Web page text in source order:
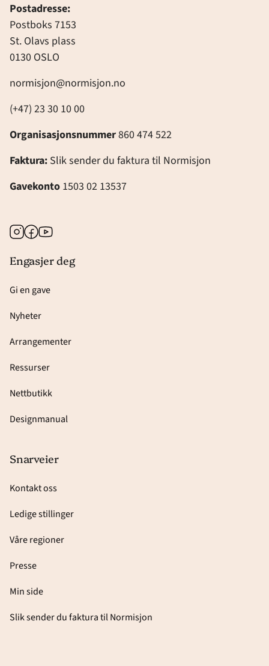
Postadresse:
Postboks 7153
St. Olavs plass
0130 OSLO
normisjon@normisjon.no
(+47) 23 30 10 00
Organisasjonsnummer860 474 522
Faktura: Slik sender du faktura til Normisjon
Gavekonto 1503 02 13537
Instagram
Facebook
Youtube
Engasjer deg
Gi en gave
Nyheter
Arrangementer
Ressurser
Nettbutikk
Designmanual
Snarveier
Kontakt oss
Ledige stillinger
Våre regioner
Presse
Min side
Slik sender du faktura til Normisjon